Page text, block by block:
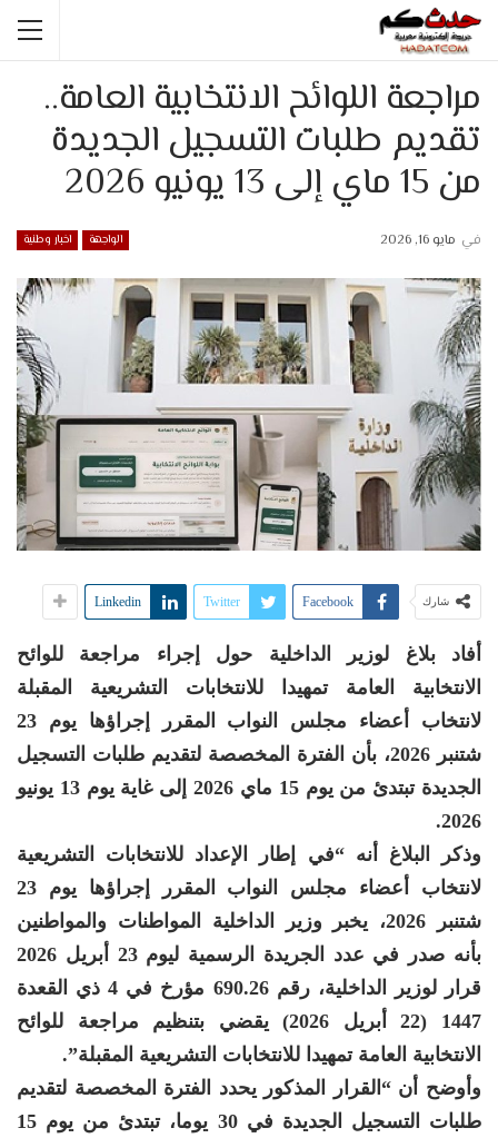
مراجعة اللوائح الانتخابية العامة..
تقديم طلبات التسجيل الجديدة
من 15 ماي إلى 13 يونيو 2026
الواجهة اخبار وطنية في مايو 16, 2026
شارك Facebook
Twitter
Linkedin
أفاد بلاغ لوزير الداخلية حول إجراء مراجعة للوائح
الانتخابية العامة تمهيدا للانتخابات التشريعية المقبلة
لانتخاب أعضاء مجلس النواب المقرر إجراؤها يوم 23
شتنبر 2026، بأن الفترة المخصصة لتقديم طلبات التسجيل
الجديدة تبتدئ من يوم 15 ماي 2026 إلى غاية يوم 13 يونيو
2026.
وذكر البلاغ أنه “في إطار الإعداد للانتخابات التشريعية
لانتخاب أعضاء مجلس النواب المقرر إجراؤها يوم 23
شتنبر 2026، يخبر وزير الداخلية المواطنات والمواطنين
بأنه صدر في عدد الجريدة الرسمية ليوم 23 أبريل 2026
قرار لوزير الداخلية، رقم 690.26 مؤرخ في 4 ذي القعدة
1447 (22 أبريل 2026) يقضي بتنظيم مراجعة للوائح
الانتخابية العامة تمهيدا للانتخابات التشريعية المقبلة”.
وأوضح أن “القرار المذكور يحدد الفترة المخصصة لتقديم
طلبات التسجيل الجديدة في 30 يوما، تبتدئ من يوم 15